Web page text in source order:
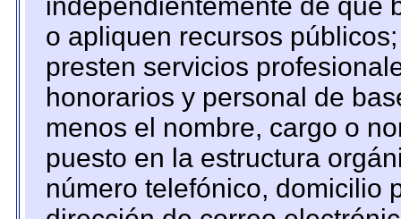
o apliquen recursos
presten servicios
honorarios y personal de
menos el nombre, cargo o
puesto en la estructura
número telefónico, domicilio